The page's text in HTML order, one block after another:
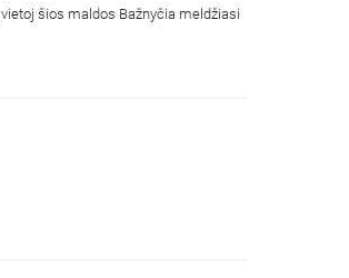
šios maldos Bažnyčia meldžiasi